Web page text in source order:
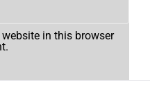
in this browser